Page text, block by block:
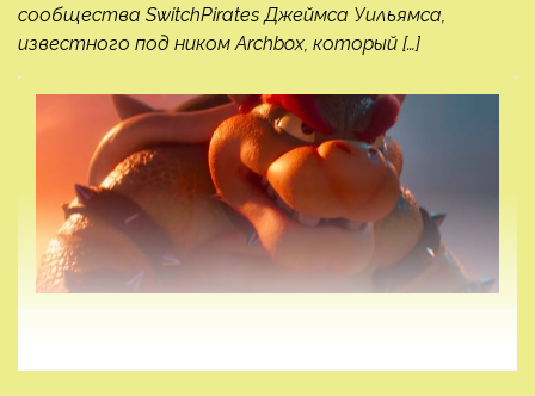
сообщества SwitchPirates Джеймса Уильямса,
известного под ником Archbox, который […]